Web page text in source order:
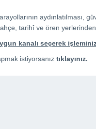
aydınlatılması,
tarihî ve ören yerlerinden
kanalı seçerek
istiyorsanız tıklayınız.